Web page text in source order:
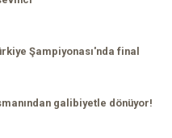
Şampiyonası'nda final
galibiyetle dönüyor!